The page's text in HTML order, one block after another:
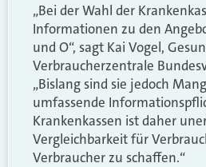
„Bei der Wahl der
Informationen zu den
und O“, sagt Kai Vogel,
Verbraucherzentrale
„Bislang sind sie jedoch
umfassende
Krankenkassen ist daher
Vergleichbarkeit für
Verbraucher zu schaffen.“